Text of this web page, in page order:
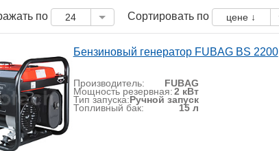
по 24 Сортировать по цене ↓
Бензиновый генератор FUBAG BS 2200
Производитель: FUBAG
Мощность резервная:2 кВт
Тип запуска:Ручной запуск
Топливный бак: 15 л